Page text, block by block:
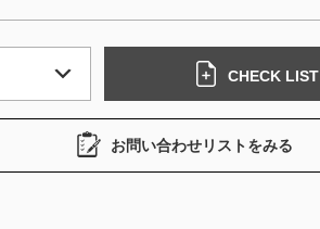
CHECK LIST
お問い合わせリストをみる